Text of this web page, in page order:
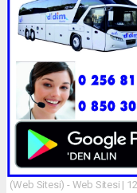
(Web Sitesi) - Web Sitesi |